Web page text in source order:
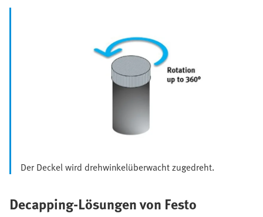
Der Deckel wird drehwinkelüberwacht zugedreht.
Decapping-Lösungen von Festo